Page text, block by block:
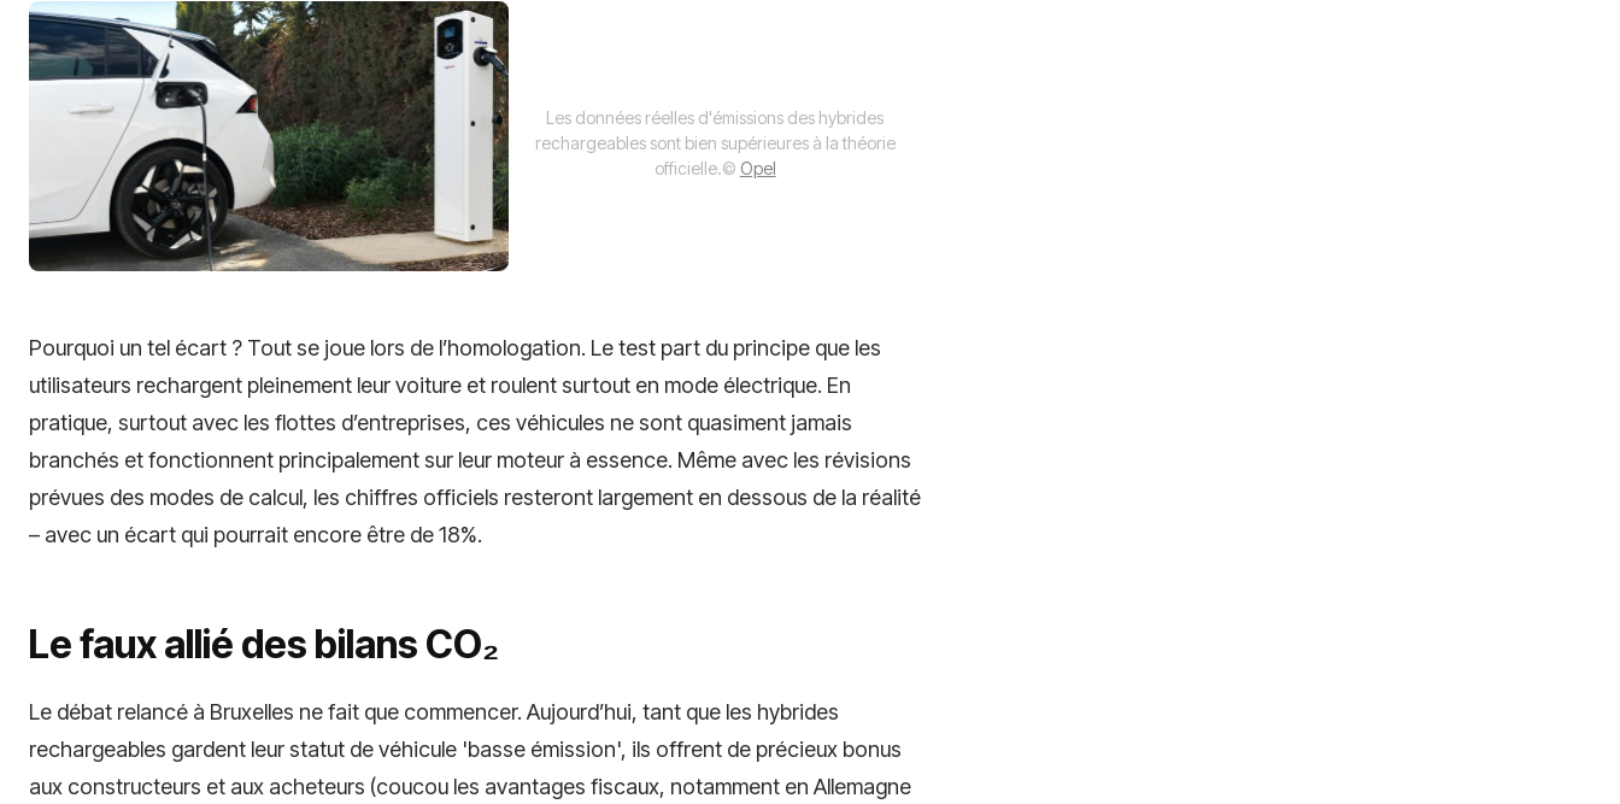
Les données réelles d'émissions des hybrides
rechargeables sont bien supérieures à la théorie
officielle.© Opel
Pourquoi un tel écart ? Tout se joue lors de l’homologation. Le test part du principe que les
utilisateurs rechargent pleinement leur voiture et roulent surtout en mode électrique. En
pratique, surtout avec les flottes d’entreprises, ces véhicules ne sont quasiment jamais
branchés et fonctionnent principalement sur leur moteur à essence. Même avec les révisions
prévues des modes de calcul, les chiffres officiels resteront largement en dessous de la réalité
– avec un écart qui pourrait encore être de 18%.
Le faux allié des bilans CO₂
Le débat relancé à Bruxelles ne fait que commencer. Aujourd’hui, tant que les hybrides
rechargeables gardent leur statut de véhicule 'basse émission', ils offrent de précieux bonus
aux constructeurs et aux acheteurs (coucou les avantages fiscaux, notamment en Allemagne